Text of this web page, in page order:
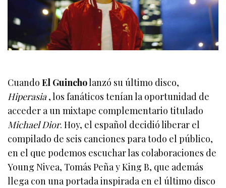
CuandoEl Guincholanzó su último disco,
Hiperasia, los fanáticos tenían la oportunidad de
acceder a un mixtape complementario titulado
Michael Dior. Hoy, el español decidió liberar el
compilado de seis canciones para todo el público,
en el que podemos escuchar las colaboraciones de
Young Nivea, Tomás Peña y King B, que además
llega con una portada inspirada en el último disco